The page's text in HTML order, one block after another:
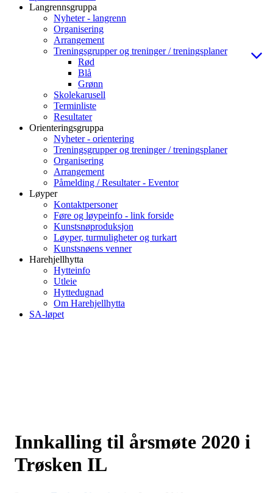
Langrennsgruppa
Nyheter - langrenn
Organisering
Arrangement
Treningsgrupper og treninger / treningsplaner
Rød
Blå
Grønn
Skolekarusell
Terminliste
Resultater
Orienteringsgruppa
Nyheter - orientering
Treningsgrupper og treninger / treningsplaner
Organisering
Arrangement
Påmelding / Resultater - Eventor
Løyper
Kontaktpersoner
Føre og løypeinfo - link forside
Kunstsnøproduksjon
Løyper, turmuligheter og turkart
Kunstsnøens venner
Harehjellhytta
Hytteinfo
Utleie
Hyttedugnad
Om Harehjellhytta
SA-løpet
Innkalling til årsmøte 2020 i
Trøsken IL